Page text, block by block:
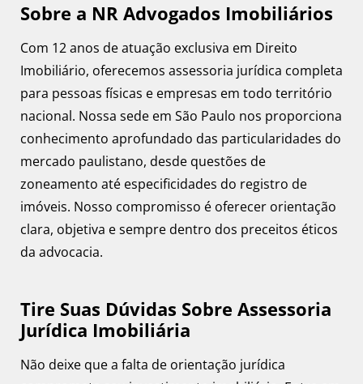
Sobre a NR Advogados Imobiliários
Com 12 anos de atuação exclusiva em Direito
Imobiliário, oferecemos assessoria jurídica completa
para pessoas físicas e empresas em todo território
nacional. Nossa sede em São Paulo nos proporciona
conhecimento aprofundado das particularidades do
mercado paulistano, desde questões de
zoneamento até especificidades do registro de
imóveis. Nosso compromisso é oferecer orientação
clara, objetiva e sempre dentro dos preceitos éticos
da advocacia.
Tire Suas Dúvidas Sobre Assessoria
Jurídica Imobiliária
Não deixe que a falta de orientação jurídica